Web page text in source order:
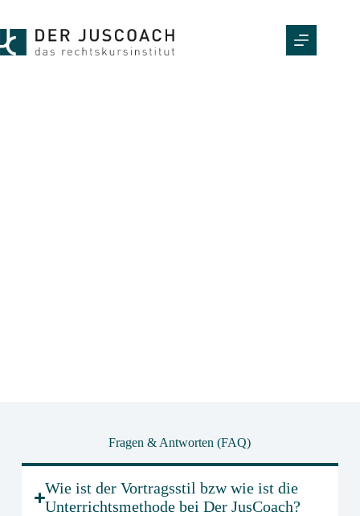
Fragen & Antworten (FAQ)
Wie ist der Vortragsstil bzw wie ist die
Unterrichtsmethode bei Der JusCoach?